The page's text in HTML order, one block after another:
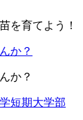
を育てよう！
か？
か？
短期大学部